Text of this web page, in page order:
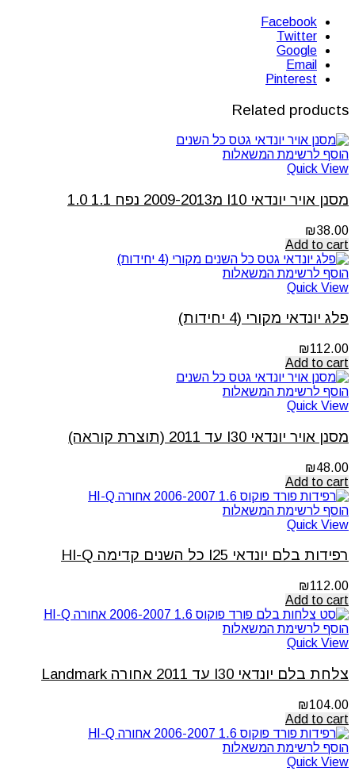
Facebook
Twitter
Google
Email
Pinterest
Related products
הוסף לרשימת המשאלות
Quick View
מסנן אויר יונדאי I10 מ2009-2013 נפח 1.1 1.0
₪38.00
Add to cart
הוסף לרשימת המשאלות
Quick View
פלג יונדאי מקורי (4 יחידות)
₪112.00
Add to cart
הוסף לרשימת המשאלות
Quick View
מסנן אויר יונדאי I30 עד 2011 (תוצרת קוראה)
₪48.00
Add to cart
הוסף לרשימת המשאלות
Quick View
רפידות בלם יונדאי I25 כל השנים קדימה HI-Q
₪112.00
Add to cart
הוסף לרשימת המשאלות
Quick View
צלחת בלם יונדאי I30 עד 2011 אחורה Landmark
₪104.00
Add to cart
הוסף לרשימת המשאלות
Quick View